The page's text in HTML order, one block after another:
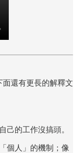
還有更長的解釋文
己的工作沒搞頭。
個人」的機制；像